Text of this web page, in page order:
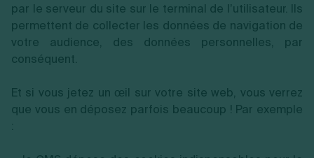
par le serveur du site sur le terminal de l’utilisateur. Ils
permettent de collecter les données de navigation de
votre audience, des données personnelles, par
conséquent.
Et si vous jetez un œil sur votre site web, vous verrez
que vous en déposez parfois beaucoup ! Par exemple
: